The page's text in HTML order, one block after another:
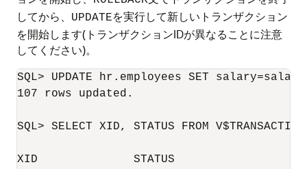
してから、
UPDATEを実行して新しいトランザクション
を開始します(トランザクションIDが異なることに注意
してください)。
SQL> UPDATE hr.employees SET
107 rows updated.
SQL> SELECT XID, STATUS FROM
XID              STATUS